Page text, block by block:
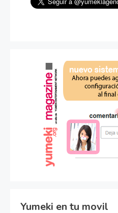
Yumeki en tu movil